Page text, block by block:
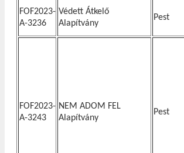
FOF2023-
A-3236
Védett Átkelő
Alapítvány
Pest
FOF2023-
A-3243
NEM ADOM FEL
Alapítvány
Pest